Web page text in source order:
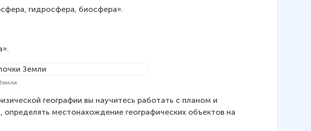
гидросфера, биосфера».
географии вы научитесь работать с планом и
местонахождение географических объектов на